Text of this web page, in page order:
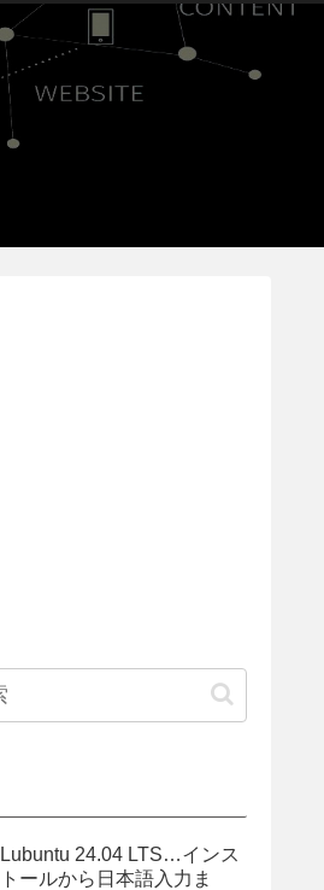
Lubuntu 24.04 LTS…インス
トールから日本語入力ま